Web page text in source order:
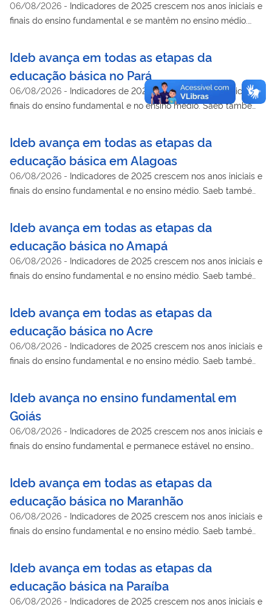
06/08/2026 - Indicadores de 2025 crescem nos anos iniciais e
finais do ensino fundamental e se mantêm no ensino médio.
Ideb avança em todas as etapas da
educação básica no Pará
06/08/2026 - Indicadores de 2025 crescem nos anos iniciais e
finais do ensino fundamental e no ensino médio. Saeb também
Ideb avança em todas as etapas da
educação básica em Alagoas
06/08/2026 - Indicadores de 2025 crescem nos anos iniciais e
finais do ensino fundamental e no ensino médio. Saeb também
Ideb avança em todas as etapas da
educação básica no Amapá
06/08/2026 - Indicadores de 2025 crescem nos anos iniciais e
finais do ensino fundamental e no ensino médio. Saeb também
Ideb avança em todas as etapas da
educação básica no Acre
06/08/2026 - Indicadores de 2025 crescem nos anos iniciais e
finais do ensino fundamental e no ensino médio. Saeb também
Ideb avança no ensino fundamental em
Goiás
06/08/2026 - Indicadores de 2025 crescem nos anos iniciais e
finais do ensino fundamental e permanece estável no ensino
Ideb avança em todas as etapas da
educação básica no Maranhão
06/08/2026 - Indicadores de 2025 crescem nos anos iniciais e
finais do ensino fundamental e no ensino médio. Saeb também
Ideb avança em todas as etapas da
educação básica na Paraíba
06/08/2026 - Indicadores de 2025 crescem nos anos iniciais e